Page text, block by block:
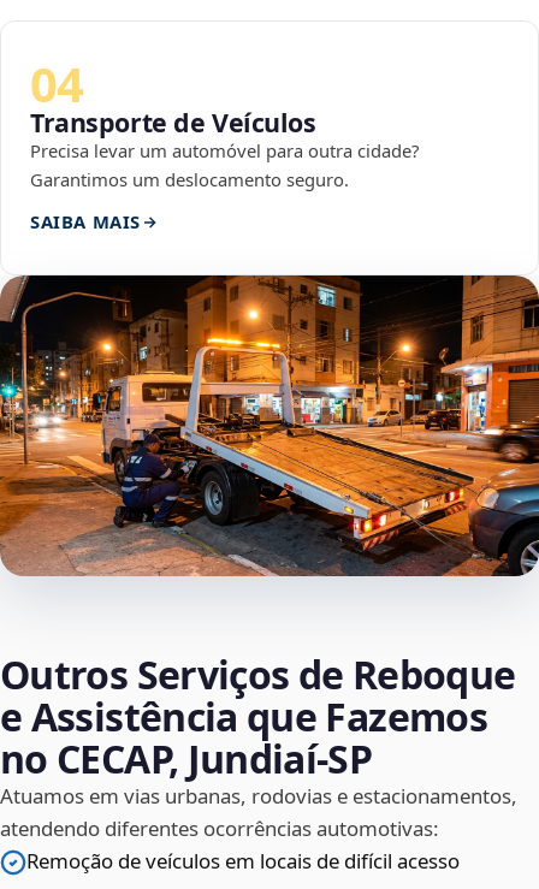
04
Transporte de Veículos
Precisa levar um automóvel para outra cidade?
Garantimos um deslocamento seguro.
SAIBA MAIS
Outros Serviços de Reboque
e Assistência que Fazemos
no CECAP, Jundiaí‑SP
Atuamos em vias urbanas, rodovias e estacionamentos,
atendendo diferentes ocorrências automotivas:
Remoção de veículos em locais de difícil acesso